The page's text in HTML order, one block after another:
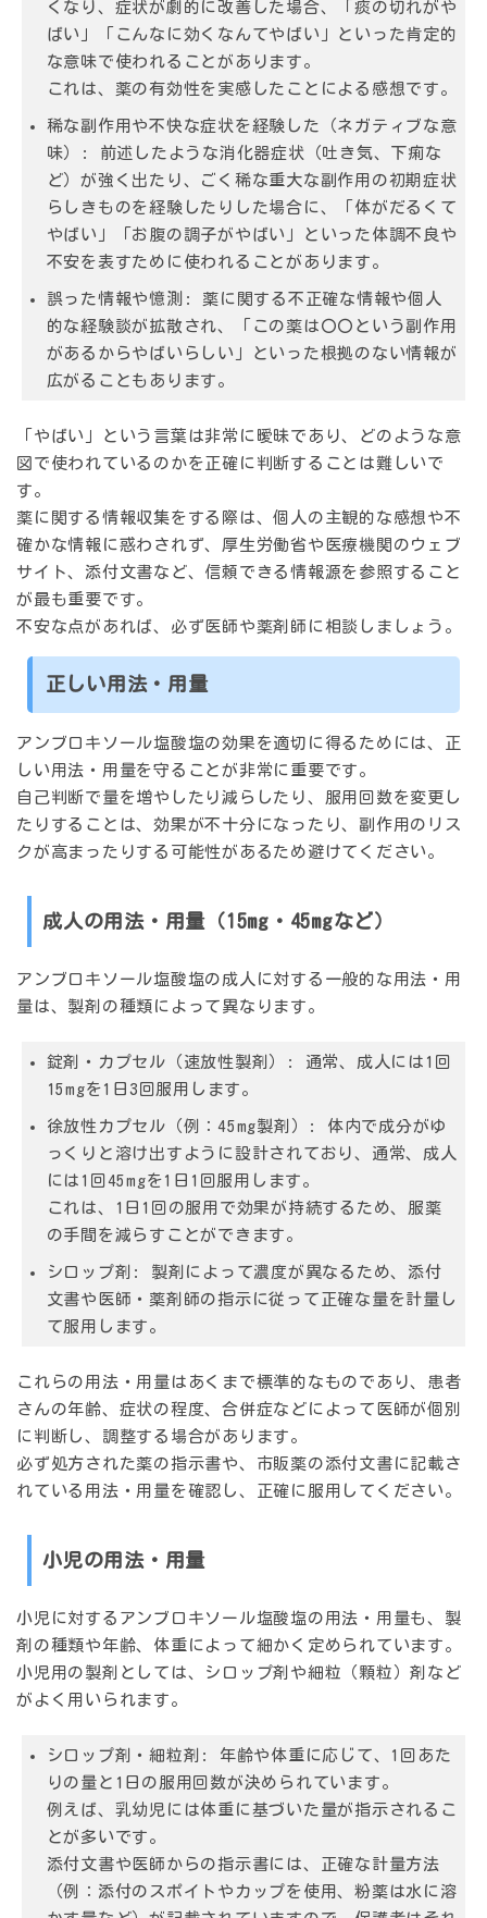
くなり、症状が劇的に改善した場合、「痰の切れがや
ばい」「こんなに効くなんてやばい」といった肯定的
な意味で使われることがあります。
これは、薬の有効性を実感したことによる感想です。
稀な副作用や不快な症状を経験した（ネガティブな意
味）:
前述したような消化器症状（吐き気、下痢な
ど）が強く出たり、ごく稀な重大な副作用の初期症状
らしきものを経験したりした場合に、「体がだるくて
やばい」「お腹の調子がやばい」といった体調不良や
不安を表すために使われることがあります。
誤った情報や憶測:
薬に関する不正確な情報や個人
的な経験談が拡散され、「この薬は〇〇という副作用
があるからやばいらしい」といった根拠のない情報が
広がることもあります。
「やばい」という言葉は非常に曖昧であり、どのような意
図で使われているのかを正確に判断することは難しいで
す。
薬に関する情報収集をする際は、個人の主観的な感想や不
確かな情報に惑わされず、厚生労働省や医療機関のウェブ
サイト、添付文書など、信頼できる情報源を参照すること
が最も重要です。
不安な点があれば、必ず医師や薬剤師に相談しましょう。
正しい用法・用量
アンブロキソール塩酸塩の効果を適切に得るためには、正
しい用法・用量を守ることが非常に重要です。
自己判断で量を増やしたり減らしたり、服用回数を変更し
たりすることは、効果が不十分になったり、副作用のリス
クが高まったりする可能性があるため避けてください。
成人の用法・用量（15mg・45mgなど）
アンブロキソール塩酸塩の成人に対する一般的な用法・用
量は、製剤の種類によって異なります。
錠剤・カプセル（速放性製剤）:
通常、成人には1回
15mgを1日3回服用します。
徐放性カプセル（例：45mg製剤）:
体内で成分がゆ
っくりと溶け出すように設計されており、通常、成人
には1回45mgを1日1回服用します。
これは、1日1回の服用で効果が持続するため、服薬
の手間を減らすことができます。
シロップ剤:
製剤によって濃度が異なるため、添付
文書や医師・薬剤師の指示に従って正確な量を計量し
て服用します。
これらの用法・用量はあくまで標準的なものであり、患者
さんの年齢、症状の程度、合併症などによって医師が個別
に判断し、調整する場合があります。
必ず処方された薬の指示書や、市販薬の添付文書に記載さ
れている用法・用量を確認し、正確に服用してください。
小児の用法・用量
小児に対するアンブロキソール塩酸塩の用法・用量も、製
剤の種類や年齢、体重によって細かく定められています。
小児用の製剤としては、シロップ剤や細粒（顆粒）剤など
がよく用いられます。
シロップ剤・細粒剤:
年齢や体重に応じて、1回あた
りの量と1日の服用回数が決められています。
例えば、乳幼児には体重に基づいた量が指示されるこ
とが多いです。
添付文書や医師からの指示書には、正確な計量方法
（例：添付のスポイトやカップを使用、粉薬は水に溶